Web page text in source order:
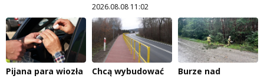
2026.08.08 11:02
Pijana para wiozła
Chcą wybudować
Burze nad